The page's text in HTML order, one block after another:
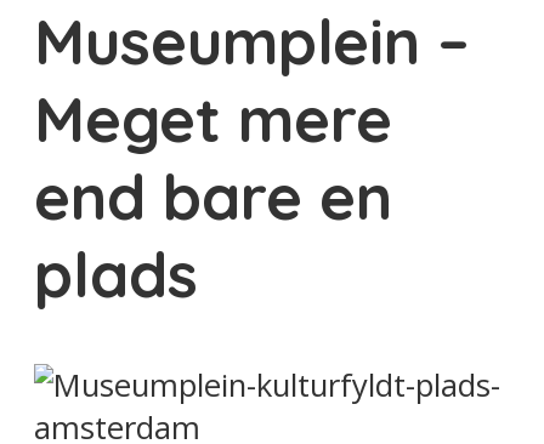
Museumplein –
Meget mere
end bare en
plads